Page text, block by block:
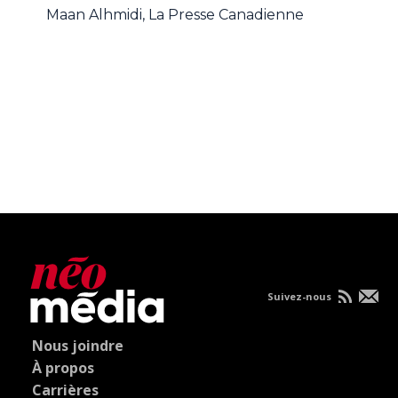
Maan Alhmidi, La Presse Canadienne
Nous joindre
À propos
Carrières
Suivez-nous